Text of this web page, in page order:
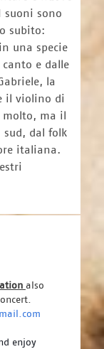
suoni sono
subito:
una specie
e dalle
la
il violino di
molto, ma il
sud, dal folk
italiana.
also
enjoy